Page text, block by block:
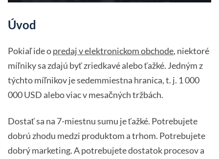
Úvod
Pokiaľ ide opredaj v elektronickom obchode, niektoré
míľniky sa zdajú byť zriedkavé alebo ťažké. Jedným z
týchto míľnikov je sedemmiestna hranica, t. j. 1 000
000 USD alebo viac v mesačných tržbách.
Dostať sa na 7-miestnu sumu je ťažké. Potrebujete
dobrú zhodu medzi produktom a trhom. Potrebujete
dobrý marketing. A potrebujete dostatok procesov a